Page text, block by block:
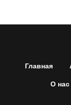
Главная
О нас